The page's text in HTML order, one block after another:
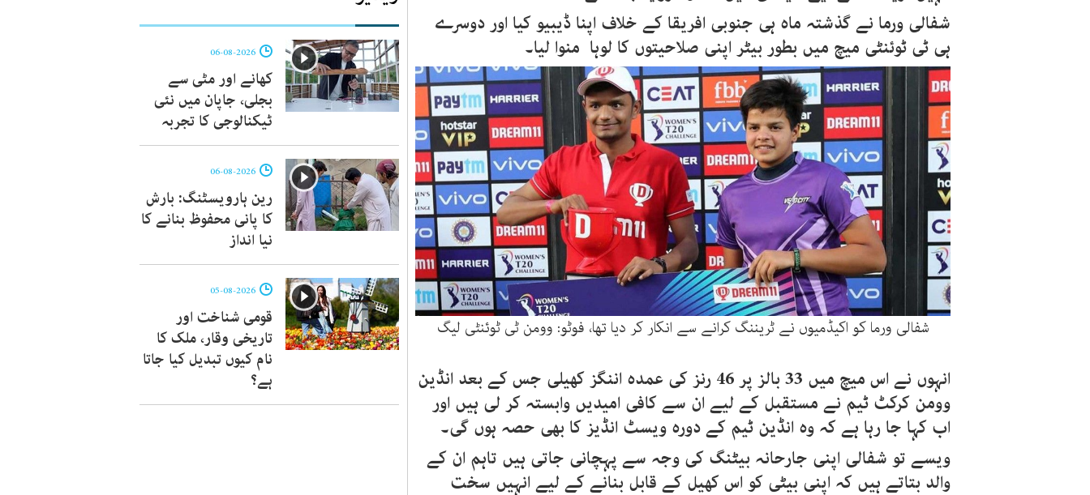
شفالی ورما نے گذشتہ ماہ ہی جنوبی افریقا کے خلاف اپنا ڈیبیو کیا اور دوسرے
ہی ٹی ٹوئنٹی میچ میں بطور بیٹر اپنی صلاحیتوں کا لوہا منوا لیا۔
شفالی ورما کو اکیڈمیوں نے ٹریننگ کرانے سے انکار کر دیا تھا، فوٹو: وومن ٹی ٹوئنٹی لیگ
انہوں نے اس میچ میں 33 بالز پر 46 رنز کی عمدہ اننگز کھیلی جس کے بعد انڈین
وومن کرکٹ ٹیم نے مستقبل کے لیے ان سے کافی امیدیں وابستہ کر لی ہیں اور
اب کہا جا رہا ہے کہ وہ انڈین ٹیم کے دورہ ویسٹ انڈیز کا بھی حصہ ہوں گی۔
ویسے تو شفالی اپنی جارحانہ بیٹنگ کی وجہ سے پہچانی جاتی ہیں تاہم ان کے
والد بتاتے ہیں کہ اپنی بیٹی کو اس کھیل کے قابل بنانے کے لیے انہیں سخت
کھانے اور مٹی سے
بجلی، جاپان میں نئی
ٹیکنالوجی کا تجربہ
رین ہارویسٹنگ: بارش
کا پانی محفوظ بنانے کا
نیا انداز
قومی شناخت اور
تاریخی وقار، ملک کا
نام کیوں تبدیل کیا جاتا
ہے؟